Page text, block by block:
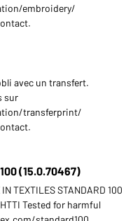
embroidery/
avec un transfert.
sur
transferprint/
(15.0.70467)
TEXTILES STANDARD 100
Tested for harmful